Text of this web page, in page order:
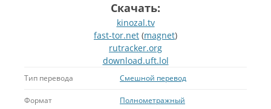
Скачать:
kinozal.tv
fast-tor.net (magnet)
rutracker.org
download.uft.lol
Тип перевода Смешной перевод
Формат Полнометражный